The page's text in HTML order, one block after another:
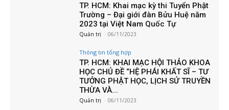
TP. HCM: Khai mạc kỳ thi Tuyển Phật
Trường – Đại giới đàn Bửu Huệ năm
2023 tại Việt Nam Quốc Tự
Quản trị - 06/11/2023
Thông tin tổng hợp
TP. HCM: KHAI MẠC HỘI THẢO KHOA
HỌC CHỦ ĐỀ “HỆ PHÁI KHẤT SĨ – TƯ
TƯỞNG PHẬT HỌC, LỊCH SỬ TRUYỀN
THỪA VÀ...
Quản trị - 06/11/2023